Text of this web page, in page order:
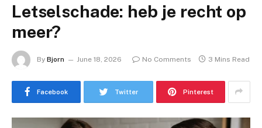
Letselschade: heb je recht op
meer?
By Bjorn June 18, 2026 No Comments 3 Mins Read
Facebook Twitter Pinterest